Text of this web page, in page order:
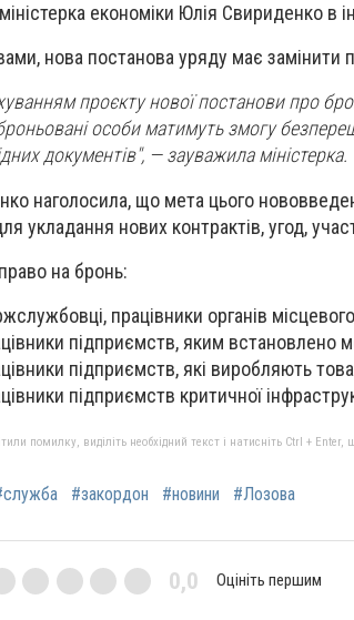
економіки Юлія Свириденко в
нова постанова уряду має
проєкту нової постанови про
особи матимуть змогу
документів", — зауважила міністерка.
наголосила, що мета цього
укладання нових контрактів, угод,
на бронь:
працівники органів
підприємств, яким встановлено
підприємств, які виробляють
підприємств критичної
помилку, виділіть необхідний текст і натисніть Ctrl + Enter,
#закордон #новини #Лозова
0,0 Оцініть першим